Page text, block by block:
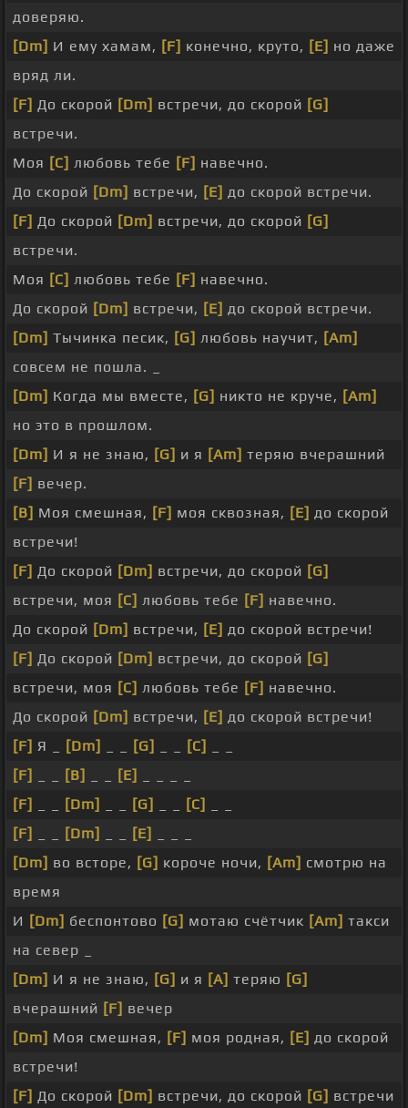
доверяю.
[Dm] И ему хамам, [F] конечно, круто, [E] но даже
вряд ли.
[F] До скорой [Dm] встречи, до скорой [G]
встречи.
Моя [C] любовь тебе [F] навечно.
До скорой [Dm] встречи, [E] до скорой встречи.
[F] До скорой [Dm] встречи, до скорой [G]
встречи.
Моя [C] любовь тебе [F] навечно.
До скорой [Dm] встречи, [E] до скорой встречи.
[Dm] Тычинка песик, [G] любовь научит, [Am]
совсем не пошла. _
[Dm] Когда мы вместе, [G] никто не круче, [Am]
но это в прошлом.
[Dm] И я не знаю, [G] и я [Am] теряю вчерашний
[F] вечер.
[B] Моя смешная, [F] моя сквозная, [E] до скорой
встречи!
[F] До скорой [Dm] встречи, до скорой [G]
встречи, моя [C] любовь тебе [F] навечно.
До скорой [Dm] встречи, [E] до скорой встречи!
[F] До скорой [Dm] встречи, до скорой [G]
встречи, моя [C] любовь тебе [F] навечно.
До скорой [Dm] встречи, [E] до скорой встречи!
[F] Я _ [Dm] [G] [C]
[F]
[B] [E]
[F]
[Dm] [G] [C]
[F]
[Dm] [E]
[Dm] во всторе, [G] короче ночи, [Am] смотрю на
время
И [Dm] беспонтово [G] мотаю счётчик [Am] такси
на север _
[Dm] И я не знаю, [G] и я [A] теряю [G]
вчерашний [F] вечер
[Dm] Моя смешная, [F] моя родная, [E] до скорой
встречи!
[F] До скорой [Dm] встречи, до скорой [G] встречи